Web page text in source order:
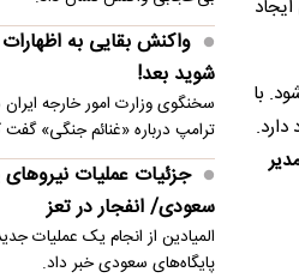
با
واکنش بقایی به
شوید بعد!
سخنگوی وزارت امور خارجه ایران
ترامپ درباره «غنائم جنگی»
جزئیات عملیات نیروهای
سعودی/ انفجار در تعز
المیادین از انجام یک عملیات
پایگاه‌های سعودی خبر داد.